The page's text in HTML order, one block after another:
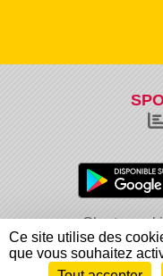
Charte
Informations légales
Ce site utilise des
que vous souhaitez